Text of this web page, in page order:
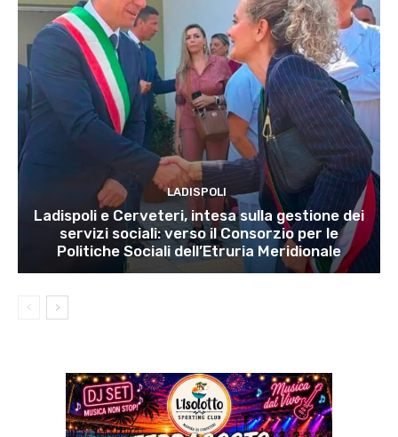
LADISPOLI
Ladispoli e Cerveteri, intesa sulla gestione dei
servizi sociali: verso il Consorzio per le
Politiche Sociali dell’Etruria Meridionale